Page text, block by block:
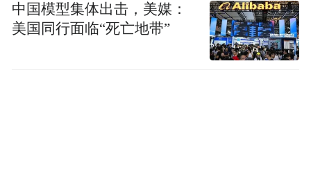
中国模型集体出击，美媒：
美国同行面临“死亡地带”